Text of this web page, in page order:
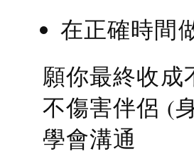
在正確時間
願你最終收成
不傷害伴侶 (
學會溝通